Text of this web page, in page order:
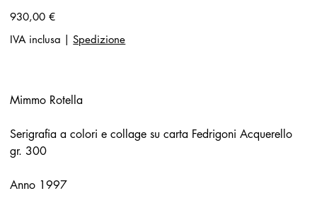
Prezzo
930,00 €
IVA inclusa
Spedizione
Mimmo Rotella
Serigrafia a colori e collage su carta Fedrigoni Acquerello
gr. 300
Anno 1997